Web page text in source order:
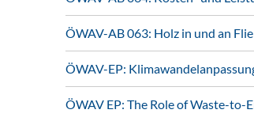
ÖWAV-AB 063: Holz in und an
ÖWAV-EP:
ÖWAV EP: The Role of Waste-to-